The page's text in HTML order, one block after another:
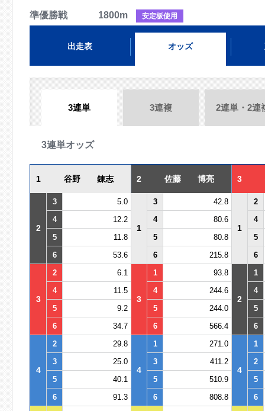
準優勝戦 1800m 安定板使用
出走表 オッズ
3連単 3連複 2連単・2連
3連単オッズ
1 谷野 錬志 2 佐藤 博亮 3
2
3 5.0
1
3 42.8
1
2
4
12.2 4 80.6
4
5
11.8 5 80.8
5
6
53.6 6 215.8 6
3
2 6.1
3
1 93.8
2
1
4
11.5 4 244.6
4
5
9.2 5 244.0
5
6
34.7 6 566.4 6
4
2 29.8
4
1 271.0
4
1
3
25.0 3 411.2
2
5
40.1 5 510.9
5
6
91.3 6 808.8 6